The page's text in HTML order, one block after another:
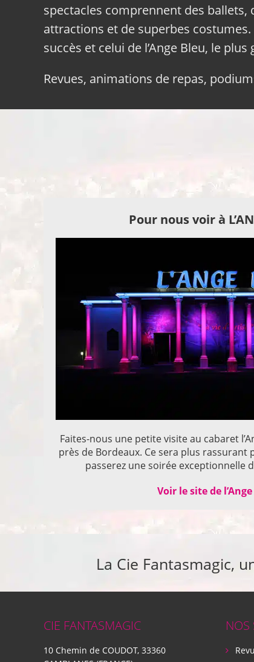
spectacles comprennent des ballets,
attractions et de superbes
succès et celui de l’Ange Bleu, le
Revues, animations de repas,
Pour nous voir à
Faites-nous une petite visite au cabaret
près de Bordeaux. Ce sera plus
passerez une soirée exceptionnelle
Voir le site de
La Cie Fantasmagic,
CIE FANTASMAGIC
10 Chemin de COUDOT, 33360
NOS